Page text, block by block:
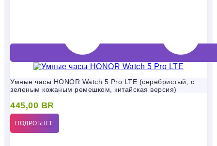
Умные часы HONOR Watch 5 Pro LTE (серебристый, с
зеленым кожаным ремешком, китайская версия)
445,00 BR
ПОДРОБНЕЕ